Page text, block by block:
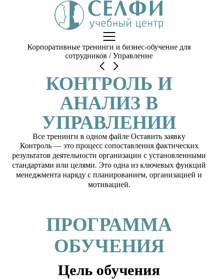
Корпоративные тренинги и бизнес-обучение для
сотрудников /Управление
КОНТРОЛЬ И
АНАЛИЗ В
УПРАВЛЕНИИ
Все тренинги в одном файле Оставить заявку
Контроль — это процесс сопоставления фактических
результатов деятельности организации с установленными
стандартами или целями. Это одна из ключевых функций
менеджмента наряду с планированием, организацией и
мотивацией.
ПРОГРАММА
ОБУЧЕНИЯ
Цель обучения